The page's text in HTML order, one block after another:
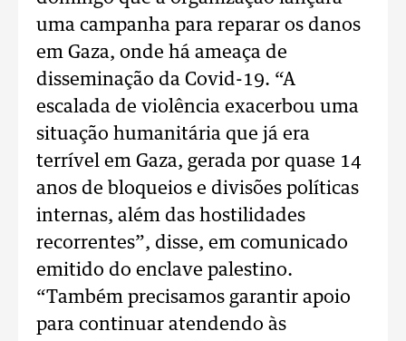
uma campanha para reparar os danos
em Gaza, onde há ameaça de
disseminação da Covid-19. “A
escalada de violência exacerbou uma
situação humanitária que já era
terrível em Gaza, gerada por quase 14
anos de bloqueios e divisões políticas
internas, além das hostilidades
recorrentes”, disse, em comunicado
emitido do enclave palestino.
“Também precisamos garantir apoio
para continuar atendendo às